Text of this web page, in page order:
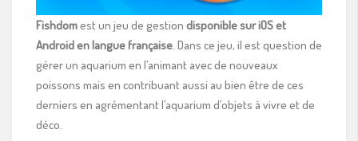
Fishdomest un jeu de gestion disponible sur iOS et
Android en langue française . Dans ce jeu, il est question de
gérer un aquarium en l’animant avec de nouveaux
poissons mais en contribuant aussi au bien être de ces
derniers en agrémentant l’aquarium d’objets à vivre et de
déco.